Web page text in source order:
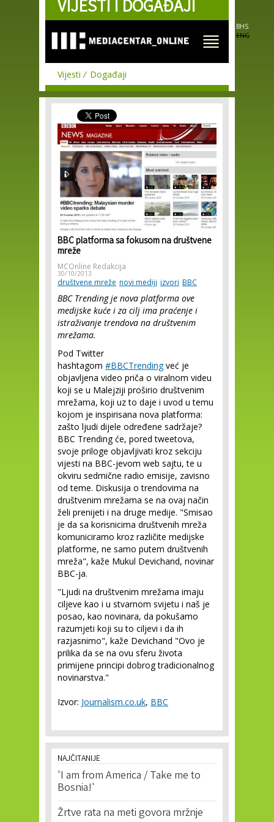
Skip to
main
VIJESTI I DOGAĐAJI
BHS
ENG
Vijesti Događaji
BBC platforma sa fokusom na društvene
mreže
MCOnline Redakcija
30/10/2013
društvene mreže novi mediji izvori BBC
BBC Trending je nova platforma ove
medijske kuće i za cilj ima praćenje i
istraživanje trendova na društvenim
mrežama.
Pod Twitter
hashtagom #BBCTrendingveć je
objavljena video priča o viralnom videu
koji se u Malejziji proširio društvenim
mrežama, koji uz to daje i uvod u temu
kojom je inspirisana nova platforma:
zašto ljudi dijele određene sadržaje?
BBC Trending će, pored tweetova,
svoje priloge objavljivati kroz sekciju
vijesti na BBC-jevom web sajtu, te u
okviru sedmične radio emisije, zavisno
od teme. Diskusija o trendovima na
društvenim mrežama se na ovaj način
želi prenijeti i na druge medije. "Smisao
je da sa korisnicima društvenih mreža
komuniciramo kroz različite medijske
platforme, ne samo putem društvenih
mreža", kaže Mukul Devichand, novinar
BBC-ja.
"Ljudi na društvenim mrežama imaju
ciljeve kao i u stvarnom svijetu i naš je
posao, kao novinara, da pokušamo
razumjeti koji su to ciljevi i da ih
razjasnimo", kaže Devichand "Ovo je
prilika da se na ovu sferu života
primijene principi dobrog tradicionalnog
novinarstva."
Izvor: Journalism.co.uk, BBC
NAJČITANIJE
'I am from America / Take me to
Bosnia!'
Žrtve rata na meti govora mržnje